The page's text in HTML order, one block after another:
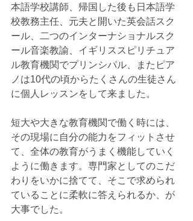
本語学校講師、帰国した後も日本語学
校教務主任、元夫と開いた英会話スク
ール、二つのインターナショナルスク
ール音楽教諭、イギリススピリチュア
ル教育機関でプリンシパル、またピア
ノは10代の頃からたくさんの生徒さん
に個人レッスンをして来ました。
短大や大きな教育機関で働く時には、
その現場に自分の能力をフィットさせ
て、全体の教育がうまく機能していく
ように働きます。専門家としてのこだ
わりをいかに捨てて、そこで求められ
ていることに柔軟に答えられるか、が
大事でした。